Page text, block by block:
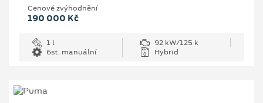
Cenové zvýhodnění
190 000 Kč
1 l
92 kW/125 k
6st. manuální
Hybrid